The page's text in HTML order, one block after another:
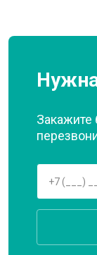
Закажите